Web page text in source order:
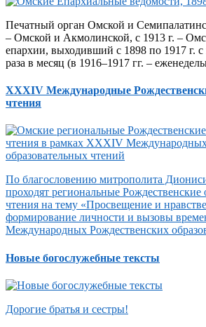
Печатный орган Омской и
– Омской и Акмолинской, с 1913 г. –
епархии, выходивший с 1898 по 1917 г.
раза в месяц (в 1916–1917 гг. –
XXXIV Международные
чтения
По благословению митрополита
проходят региональные Рождественские
чтения на тему «Просвещение и
формирование личности и вызовы
Международных Рождественских
Новые богослужебные тексты
Дорогие братья и сестры!